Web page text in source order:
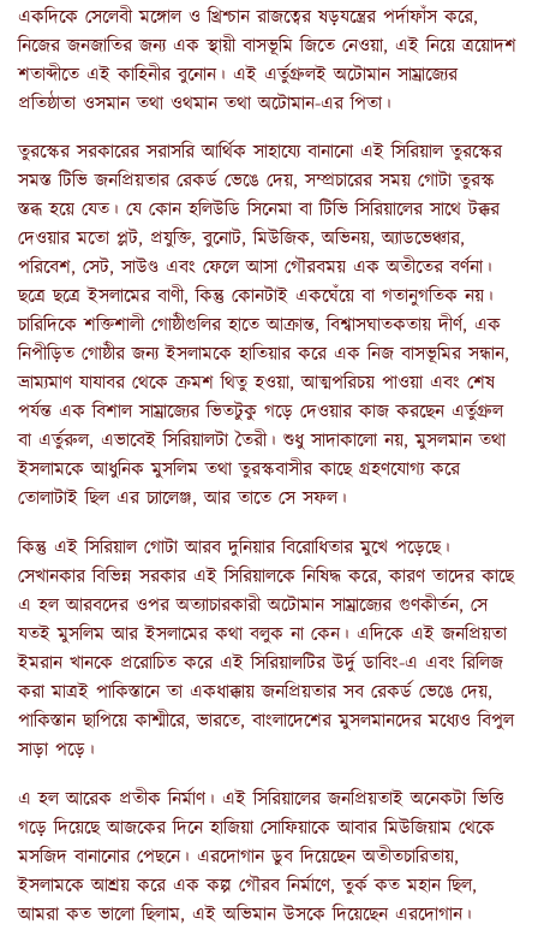
একদিকে সেলেবী মঙ্গোল ও খ্রিশ্চান রাজত্বের ষড়যন্ত্রের পর্দাফাঁস করে,
নিজের জনজাতির জন্য এক স্থায়ী বাসভূমি জিতে নেওয়া, এই নিয়ে ত্রয়োদশ
শতাব্দীতে এই কাহিনীর বুনোন। এই এর্তুগ্রুলই অটোমান সাম্রাজ্যের
প্রতিষ্ঠাতা ওসমান তথা ওথমান তথা অটোমান-এর পিতা।
তুরস্কের সরকারের সরাসরি আর্থিক সাহায্যে বানানো এই সিরিয়াল তুরস্কের
সমস্ত টিভি জনপ্রিয়তার রেকর্ড ভেঙে দেয়, সম্প্রচারের সময় গোটা তুরস্ক
স্তব্ধ হয়ে যেত। যে কোন হলিউডি সিনেমা বা টিভি সিরিয়ালের সাথে টক্কর
দেওয়ার মতো প্লট, প্রযুক্তি, বুনোট, মিউজিক, অভিনয়, অ্যাডভেঞ্চার,
পরিবেশ, সেট, সাউণ্ড এবং ফেলে আসা গৌরবময় এক অতীতের বর্ণনা।
ছত্রে ছত্রে ইসলামের বাণী, কিন্তু কোনটাই একঘেঁয়ে বা গতানুগতিক নয়।
চারিদিকে শক্তিশালী গোষ্ঠীগুলির হাতে আক্রান্ত, বিশ্বাসঘাতকতায় দীর্ণ, এক
নিপীড়িত গোষ্ঠীর জন্য ইসলামকে হাতিয়ার করে এক নিজ বাসভূমির সন্ধান,
ভ্রাম্যমাণ যাযাবর থেকে ক্রমশ থিতু হওয়া, আত্মপরিচয় পাওয়া এবং শেষ
পর্যন্ত এক বিশাল সাম্রাজ্যের ভিতটুকু গড়ে দেওয়ার কাজ করছেন এর্তুগ্রুল
বা এর্তুরুল, এভাবেই সিরিয়ালটা তৈরী। শুধু সাদাকালো নয়, মুসলমান তথা
ইসলামকে আধুনিক মুসলিম তথা তুরস্কবাসীর কাছে গ্রহণযোগ্য করে
তোলাটাই ছিল এর চ্যালেঞ্জ, আর তাতে সে সফল।
কিন্তু এই সিরিয়াল গোটা আরব দুনিয়ার বিরোধিতার মুখে পড়েছে।
সেখানকার বিভিন্ন সরকার এই সিরিয়ালকে নিষিদ্ধ করে, কারণ তাদের কাছে
এ হল আরবদের ওপর অত্যাচারকারী অটোমান সাম্রাজ্যের গুণকীর্তন, সে
যতই মুসলিম আর ইসলামের কথা বলুক না কেন। এদিকে এই জনপ্রিয়তা
ইমরান খানকে প্ররোচিত করে এই সিরিয়ালটির উর্দু ডাবিং-এ এবং রিলিজ
করা মাত্রই পাকিস্তানে তা একধাক্কায় জনপ্রিয়তার সব রেকর্ড ভেঙে দেয়,
পাকিস্তান ছাপিয়ে কাশ্মীরে, ভারতে, বাংলাদেশের মুসলমানদের মধ্যেও বিপুল
সাড়া পড়ে।
এ হল আরেক প্রতীক নির্মাণ। এই সিরিয়ালের জনপ্রিয়তাই অনেকটা ভিত্তি
গড়ে দিয়েছে আজকের দিনে হাজিয়া সোফিয়াকে আবার মিউজিয়াম থেকে
মসজিদ বানানোর পেছনে। এরদোগান ডুব দিয়েছেন অতীতচারিতায়,
ইসলামকে আশ্রয় করে এক কল্প গৌরব নির্মাণে, তুর্ক কত মহান ছিল,
আমরা কত ভালো ছিলাম, এই অভিমান উসকে দিয়েছেন এরদোগান।